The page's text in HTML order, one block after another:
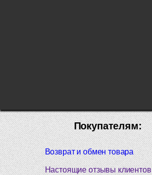
Покупателям:
Возврат и обмен товара
Настоящие отзывы клиентов